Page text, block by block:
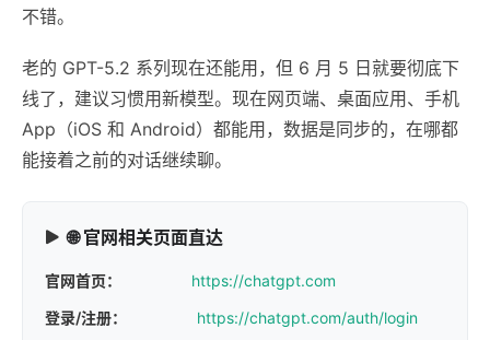
不错。
老的 GPT-5.2 系列现在还能用，但 6 月 5 日就要彻底下
线了，建议习惯用新模型。现在网页端、桌面应用、手机
App（iOS 和 Android）都能用，数据是同步的，在哪都
能接着之前的对话继续聊。
🌐 官网相关页面直达
官网首页：
https://chatgpt.com
登录/注册：
https://chatgpt.com/auth/login